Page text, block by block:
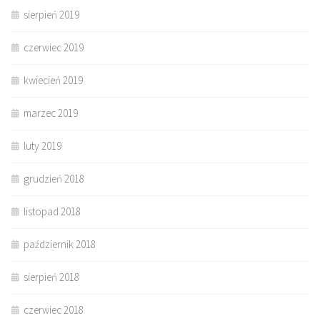
sierpień 2019
czerwiec 2019
kwiecień 2019
marzec 2019
luty 2019
grudzień 2018
listopad 2018
październik 2018
sierpień 2018
czerwiec 2018